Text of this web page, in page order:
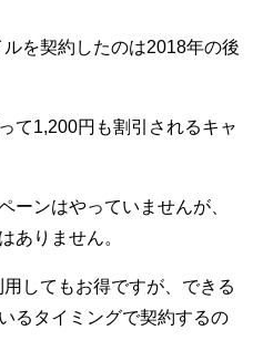
を契約したのは2018年の後
て1,200円も割引されるキャ
ーンはやっていませんが、
ありません。
してもお得ですが、できる
るタイミングで契約するの